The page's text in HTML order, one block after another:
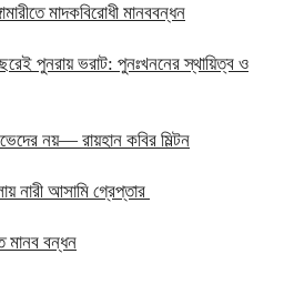
মাদকবিরোধী মানববন্ধন
পুনরায় ভরাট: পুনঃখননের স্থায়িত্ব ও
নয়— রায়হান কবির মিল্টন
নারী আসামি গ্রেপ্তার
মানব বন্ধন